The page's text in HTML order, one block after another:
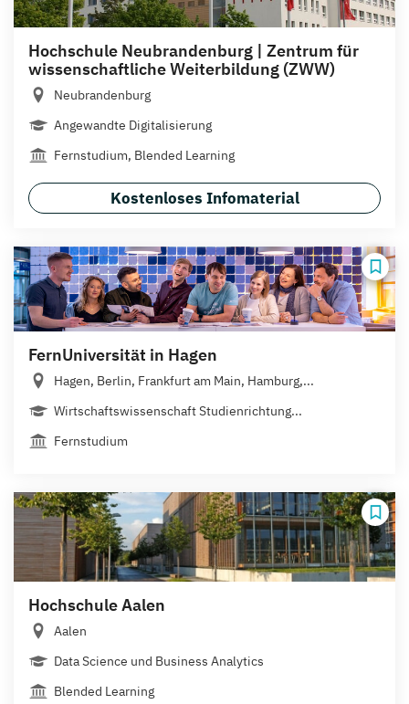
Hochschule Neubrandenburg | Zentrum für
wissenschaftliche Weiterbildung (ZWW)
Neubrandenburg
Angewandte Digitalisierung
Fernstudium, Blended Learning
Kostenloses Infomaterial
FernUniversität in Hagen
Hagen, Berlin, Frankfurt am Main, Hamburg,...
Wirtschaftswissenschaft Studienrichtung...
Fernstudium
Hochschule Aalen
Aalen
Data Science und Business Analytics
Blended Learning